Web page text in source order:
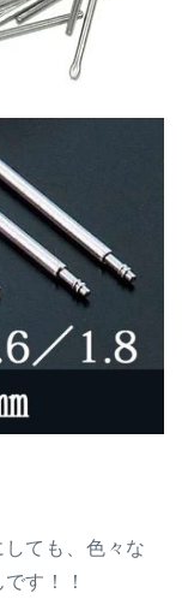
ても、色々な
す！！